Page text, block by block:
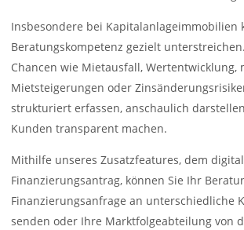
Insbesondere bei Kapitalanlageimmobilien
Beratungskompetenz gezielt
Chancen wie Mietausfall, Wertentwicklung,
Mietsteigerungen oder
strukturiert erfassen, anschaulich
Kunden transparent machen.
Mithilfe unseres Zusatzfeatures, dem
Finanzierungsantrag, können Sie Ihr
Finanzierungsanfrage an unterschiedliche
senden oder Ihre Marktfolgeabteilung von